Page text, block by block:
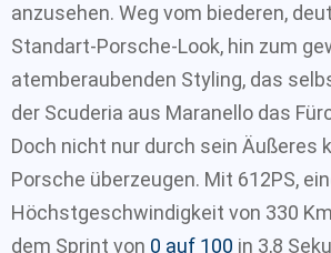
anzusehen. Weg vom biederen,
Standart-Porsche-Look, hin zum
atemberaubenden Styling, das
der Scuderia aus Maranello das
Doch nicht nur durch sein Äußeres
Porsche überzeugen. Mit 612PS,
Höchstgeschwindigkeit von 330
dem Sprint von 0 auf 100 in 3,8